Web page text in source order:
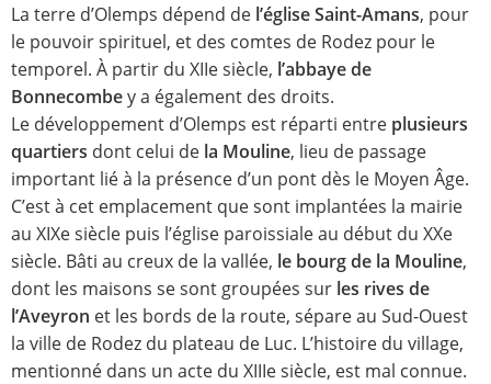
La terre d’Olemps dépend de l’église Saint-Amans, pour
le pouvoir spirituel, et des comtes de Rodez pour le
temporel. À partir du XIIe siècle, l’abbaye de
Bonnecombey a également des droits.
Le développement d’Olemps est réparti entre plusieurs
quartiers dont celui de la Mouline, lieu de passage
important lié à la présence d’un pont dès le Moyen Âge.
C’est à cet emplacement que sont implantées la mairie
au XIXe siècle puis l’église paroissiale au début du XXe
siècle. Bâti au creux de la vallée, le bourg de la Mouline,
dont les maisons se sont groupées sur les rives de
l’Aveyron et les bords de la route, sépare au Sud-Ouest
la ville de Rodez du plateau de Luc. L’histoire du village,
mentionné dans un acte du XIIIe siècle, est mal connue.